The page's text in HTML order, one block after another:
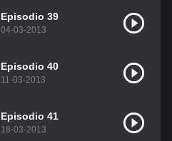
Episodio 39
04-03-2013
Episodio 40
11-03-2013
Episodio 41
18-03-2013